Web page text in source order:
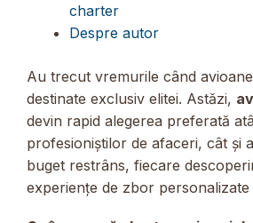
charter
Despre autor
Au trecut vremurile când
destinate exclusiv elitei. Astăzi,
devin rapid alegerea preferată
profesioniștilor de afaceri, cât și
buget restrâns, fiecare
experiențe de zbor personalizate